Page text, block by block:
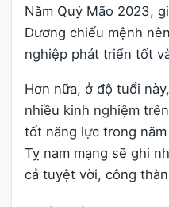
Năm Quý Mão 2023,
Dương chiếu mệnh
nghiệp phát triển tốt
Hơn nữa, ở độ tuổi
nhiều kinh nghiệm
tốt năng lực trong
Tỵ nam mạng sẽ ghi
cả tuyệt vời, công